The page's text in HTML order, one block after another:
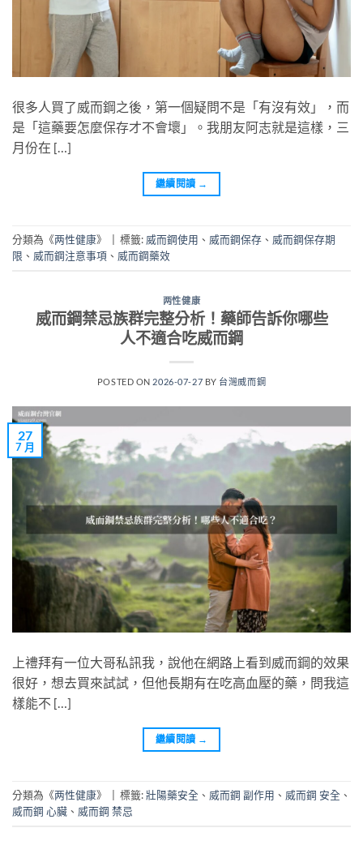
很多人買了威而鋼之後，第一個疑問不是「有沒有效」，而
是「這藥要怎麼保存才不會壞」。我朋友阿志就是這樣，三
月份在 […]
繼續閱讀 →
分類為《两性健康》 標籤: 威而鋼使用 、 威而鋼保存 、 威而鋼保存期
限 、 威而鋼注意事項 、 威而鋼藥效
两性健康
威而鋼禁忌族群完整分析！藥師告訴你哪些
人不適合吃威而鋼
POSTED ON 2026-07-27 BY 台灣威而鋼
27
7 月
上禮拜有一位大哥私訊我，說他在網路上看到威而鋼的效果
很好，想去買來試試，但他長期有在吃高血壓的藥，問我這
樣能不 […]
繼續閱讀 →
分類為《两性健康》 標籤:壯陽藥安全 、 威而鋼 副作用 、 威而鋼 安全 、
威而鋼 心臟 、 威而鋼 禁忌